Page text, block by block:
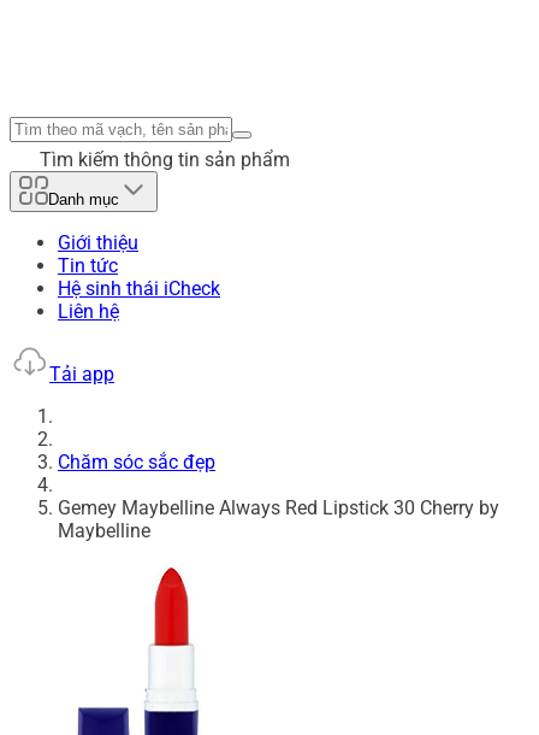
Tìm kiếm thông tin sản phẩm
Danh mục
Giới thiệu
Tin tức
Hệ sinh thái iCheck
Liên hệ
Tải app
Chăm sóc sắc đẹp
Gemey Maybelline Always Red Lipstick 30 Cherry by
Maybelline